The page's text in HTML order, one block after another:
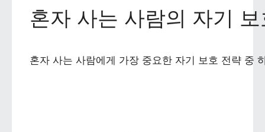
혼자 사는 사람의 자기
혼자 사는 사람에게 가장 중요한 자기 보호 전략 중